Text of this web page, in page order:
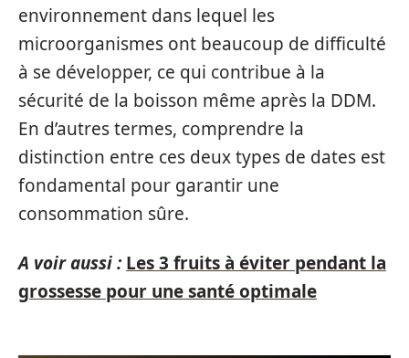
environnement dans lequel les
microorganismes ont beaucoup de difficulté
à se développer, ce qui contribue à la
sécurité de la boisson même après la DDM.
En d’autres termes, comprendre la
distinction entre ces deux types de dates est
fondamental pour garantir une
consommation sûre.
A voir aussi : Les 3 fruits à éviter pendant la
grossesse pour une santé optimale